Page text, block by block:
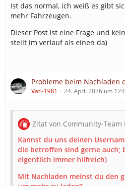
Ist das normal, ich weiß es gibt
mehr Fahrzeugen.
Dieser Post ist eine Frage und
stellt im verlauf als einen da)
Probleme beim Nachladen
Vati-1981 24. April 2026 um
Zitat von Community-
Kannst du uns deinen
die betroffen sind gerne auch;
eigentlich immer hilfreich)
Mit Nachladen meinst du den